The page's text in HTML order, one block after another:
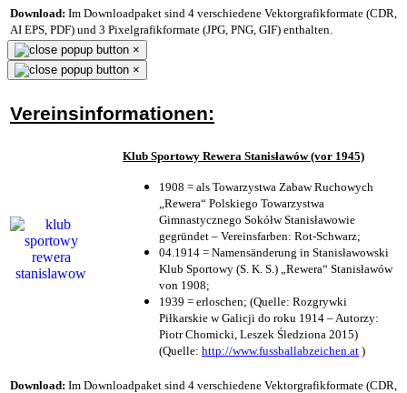
Download: Im Downloadpaket sind 4 verschiedene Vektorgrafikformate (CDR,
AI EPS, PDF) und 3 Pixelgrafikformate (JPG, PNG, GIF) enthalten.
×
×
Vereinsinformationen:
Klub Sportowy Rewera Stanisławów (vor 1945)
1908 = als Towarzystwa Zabaw Ruchowych
„Rewera“ Polskiego Towarzystwa
Gimnastycznego Sokółw Stanisławowie
gegründet – Vereinsfarben: Rot-Schwarz;
04.1914 = Namensänderung in Stanisławowski
Klub Sportowy (S. K. S.) „Rewera“ Stanisławów
von 1908;
1939 = erloschen; (Quelle: Rozgrywki
Piłkarskie w Galicji do roku 1914 – Autorzy:
Piotr Chomicki, Leszek Śledziona 2015)
(Quelle: http://www.fussballabzeichen.at )
Download: Im Downloadpaket sind 4 verschiedene Vektorgrafikformate (CDR,